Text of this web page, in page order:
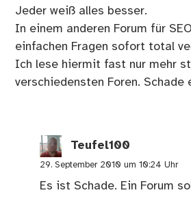
Jeder weiß alles besser.
In einem anderen Forum für
einfachen Fragen sofort total
Ich lese hiermit fast nur mehr
verschiedensten Foren. Schade
Teufel100
29. September 2010 um 10:24 Uhr
Es ist Schade. Ein Forum